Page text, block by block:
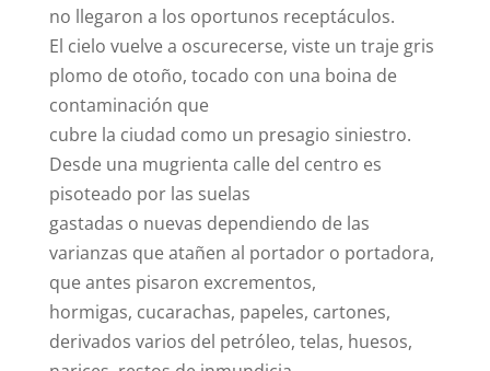
no llegaron a los oportunos receptáculos.
El cielo vuelve a oscurecerse, viste un traje gris
plomo de otoño, tocado con una boina de
contaminación que
cubre la ciudad como un presagio siniestro.
Desde una mugrienta calle del centro es
pisoteado por las suelas
gastadas o nuevas dependiendo de las
varianzas que atañen al portador o portadora,
que antes pisaron excrementos,
hormigas, cucarachas, papeles, cartones,
derivados varios del petróleo, telas, huesos,